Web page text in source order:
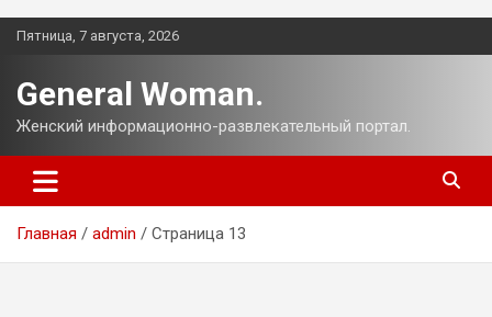
Перейти
Пятница, 7 августа, 2026
General Woman.
Женский информационно-развлекательный портал.
Главная admin Страница 13